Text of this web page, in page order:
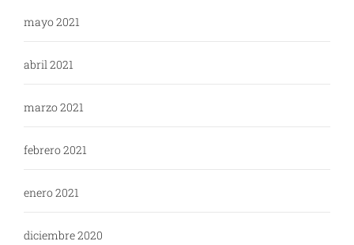
mayo 2021
abril 2021
marzo 2021
febrero 2021
enero 2021
diciembre 2020